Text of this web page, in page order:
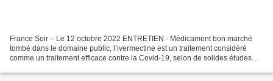
France Soir – Le 12 octobre 2022 ENTRETIEN - Médicament bon marché
tombé dans le domaine public, l’ivermectine est un traitement considéré
comme un traitement efficace contre la Covid-19, selon de solides études